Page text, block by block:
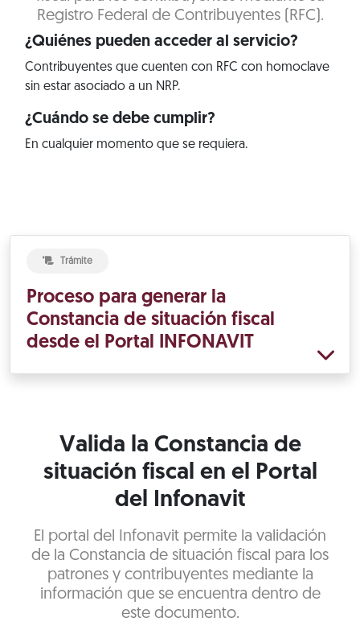
Registro Federal de Contribuyentes (RFC).
¿Quiénes pueden acceder al servicio?
Contribuyentes que cuenten con RFC con homoclave
sin estar asociado a un NRP.
¿Cuándo se debe cumplir?
En cualquier momento que se requiera.
Trámite
Proceso para generar la
Constancia de situación fiscal
desde el Portal INFONAVIT
Valida la Constancia de
situación fiscal en el Portal
del Infonavit
El portal del Infonavit permite la validación
de la Constancia de situación fiscal para los
patrones y contribuyentes mediante la
información que se encuentra dentro de
este documento.